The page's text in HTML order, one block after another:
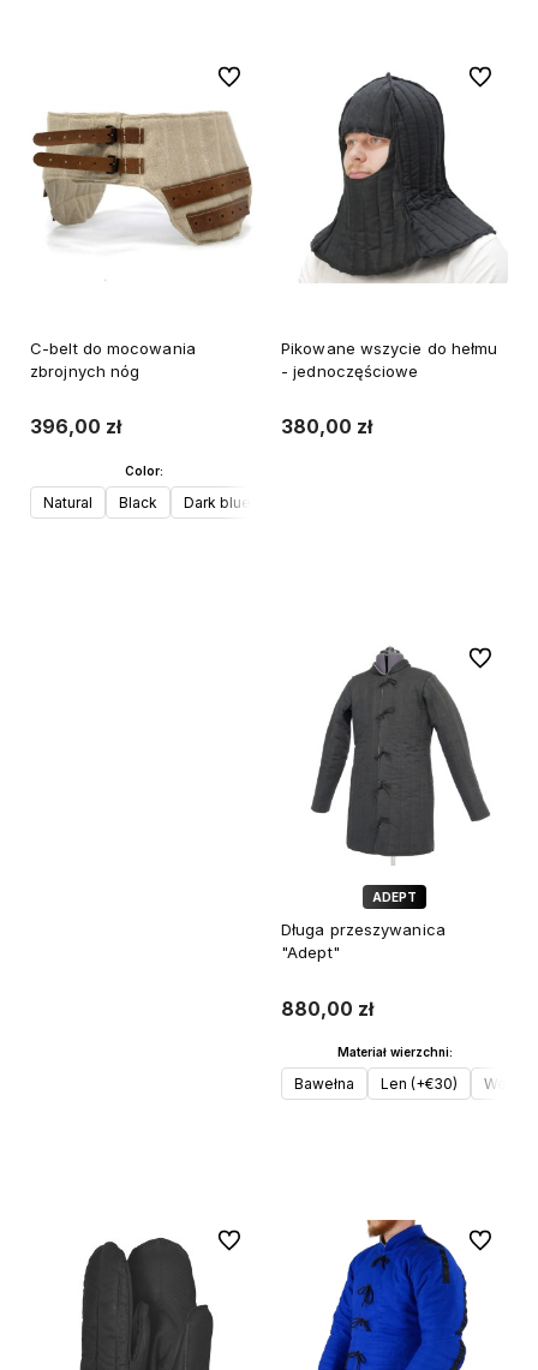
C-belt do mocowania
zbrojnych nóg
396,00 zł
Color:
Natural Black Dark blue
Do ulubionych
Pikowane wszycie do hełmu
- jednoczęściowe
380,00 zł
Do
ADEPT
Długa przeszywanica
"Adept"
880,00 zł
Materiał wierzchni:
Bawełna Len (+€30) Wełna
Do
Do ulubionych Do